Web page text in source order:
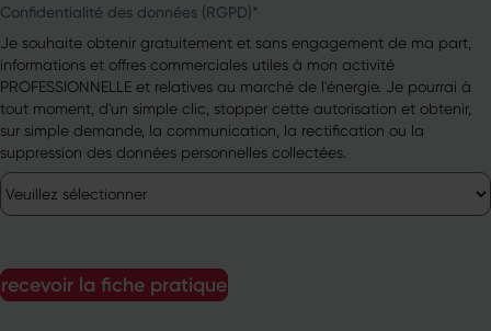
Confidentialité des données (RGPD)*
Je souhaite obtenir gratuitement et sans engagement de ma part,
informations et offres commerciales utiles à mon activité
PROFESSIONNELLE et relatives au marché de l'énergie. Je pourrai à
tout moment, d'un simple clic, stopper cette autorisation et obtenir,
sur simple demande, la communication, la rectification ou la
suppression des données personnelles collectées.